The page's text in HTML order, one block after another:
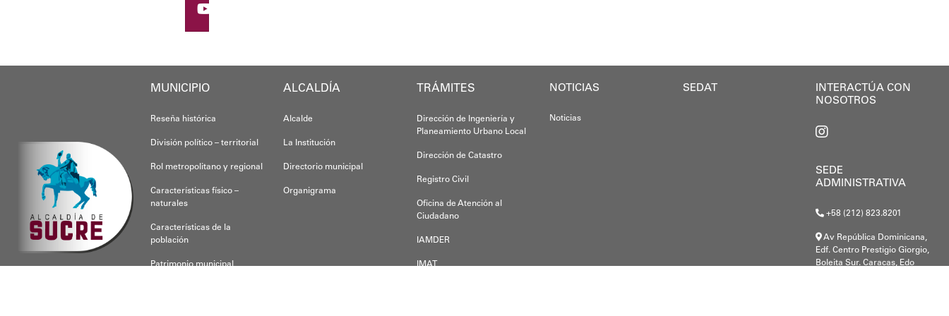
Oskarina Rosso.
MUNICIPIO
Reseña histórica
División político – territorial
Rol metropolitano y regional
Características físico –
naturales
Características de la
población
Patrimonio municipal
ALCALDÍA
Alcalde
La Institución
Directorio municipal
Organigrama
TRÁMITES
Dirección de Ingeniería y
Planeamiento Urbano Local
Dirección de Catastro
Registro Civil
Oficina de Atención al
Ciudadano
IAMDER
IMAT
NOTICIAS
Noticias
SEDAT
INTERACTÚA CON
NOSOTROS
SEDE
ADMINISTRATIVA
+58 (212) 823.8201
Av República Dominicana,
Edf. Centro Prestigio Giorgio,
Boleita Sur. Caracas, Edo